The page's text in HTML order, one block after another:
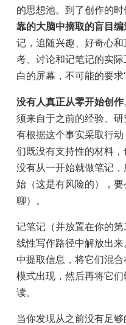
的思想池。到了创作的时
靠的大脑中摘取的盲目
记，追随兴趣、好奇心
考、讨论和记笔记的实
白的屏幕，不可能的要求
没有人真正从零开始创作
须来自于之前的经验、
有根据这个事实采取行
们既没有支持性的材料
没有从一开始就做笔记
始（这是有风险的），
聊）。
记笔记（并放置在你的
线性写作路径中解放出
中提取信息，将它们混
模式出现，然后再将它
读。
当你发现从之前没有足